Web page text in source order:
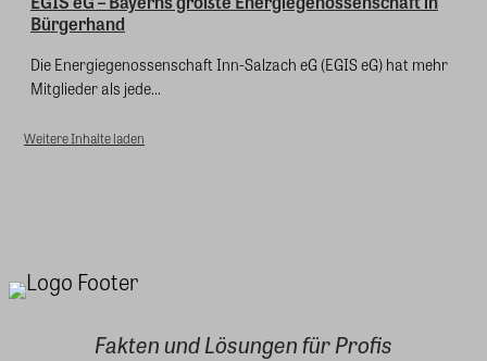
Bürgerhand
Die Energiegenossenschaft Inn-Salzach eG (EGIS eG) hat mehr
Mitglieder als jede...
Weitere Inhalte laden
Fakten und Lösungen für Profis